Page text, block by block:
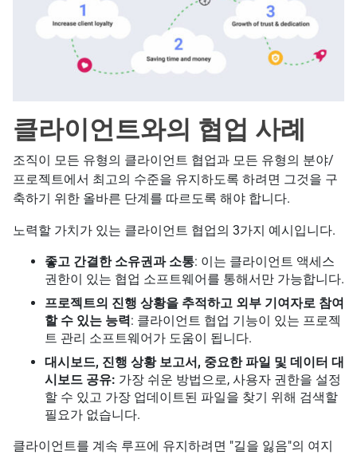
클라이언트와의 협업 사례
조직이 모든 유형의 클라이언트 협업과 모든 유형의 분야/
프로젝트에서 최고의 수준을 유지하도록 하려면 그것을 구
축하기 위한 올바른 단계를 따르도록 해야 합니다.
노력할 가치가 있는 클라이언트 협업의 3가지 예시입니다.
좋고 간결한 소유권과 소통: 이는 클라이언트 액세스
권한이 있는 협업 소프트웨어를 통해서만 가능합니다.
프로젝트의 진행 상황을 추적하고 외부 기여자로 참여
할 수 있는 능력 : 클라이언트 협업 기능이 있는 프로젝
트 관리 소프트웨어가 도움이 됩니다.
대시보드, 진행 상황 보고서, 중요한 파일 및 데이터 대
시보드 공유: 가장 쉬운 방법으로, 사용자 권한을 설정
할 수 있고 가장 업데이트된 파일을 찾기 위해 검색할
필요가 없습니다.
클라이언트를 계속 루프에 유지하려면 "길을 잃음"의 여지